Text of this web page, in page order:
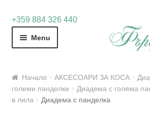
+359 884 326 440
Skip
Skip
Menu
Начало АКСЕСОАРИ ЗА КОСА
големи панделки
Диадема с голяма
в лила
Диадема с панделка